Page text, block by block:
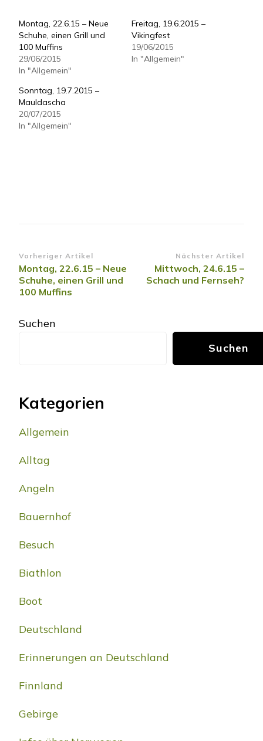
Montag, 22.6.15 – Neue
Schuhe, einen Grill und
100 Muffins
29/06/2015
In "Allgemein"
Freitag, 19.6.2015 –
Vikingfest
19/06/2015
In "Allgemein"
Sonntag, 19.7.2015 –
Mauldascha
20/07/2015
In "Allgemein"
Beitragsnavigation
Vorheriger Artikel
Montag, 22.6.15 – Neue
Schuhe, einen Grill und
100 Muffins
Nächster Artikel
Mittwoch, 24.6.15 –
Schach und Fernseh?
Suchen
Suchen
Kategorien
Allgemein
Alltag
Angeln
Bauernhof
Besuch
Biathlon
Boot
Deutschland
Erinnerungen an Deutschland
Finnland
Gebirge